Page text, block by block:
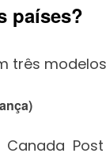
países?
três
Canada